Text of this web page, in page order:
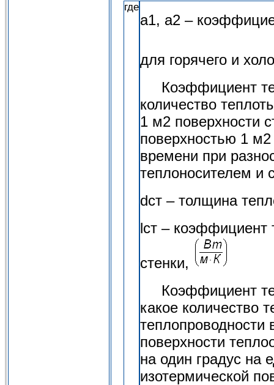
где
a1, a2 –
для горячего и
Коэффициент
количество
1 м2 поверхности
поверхностью 1
времени при
теплоносителем и
dст – толщина
lст – коэффициент
стенки,
Коэффициент
какое количество
теплопроводности
поверхности
на один градус на
изотермической